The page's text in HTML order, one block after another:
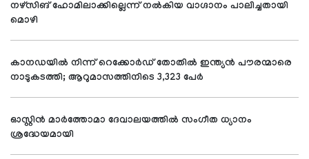
നഴ്‌സിങ് ഹോമിലാക്കില്ലെന്ന് നല്‍കിയ വാഗ്ദാനം പാലിച്ചതായി
മൊഴി
കാനഡയില്‍ നിന്ന് റെക്കോര്‍ഡ് തോതില്‍ ഇന്ത്യന്‍ പൗരന്മാരെ
നാടുകടത്തി; ആറുമാസത്തിനിടെ 3,323 പേര്‍
ഓസ്റ്റിന്‍ മാര്‍ത്തോമാ ദേവാലയത്തില്‍ സംഗീത ധ്യാനം
ശ്രദ്ധേയമായി